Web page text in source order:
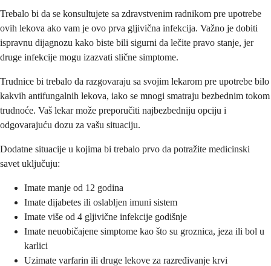
Trebalo bi da se konsultujete sa zdravstvenim radnikom pre upotrebe
ovih lekova ako vam je ovo prva gljivična infekcija. Važno je dobiti
ispravnu dijagnozu kako biste bili sigurni da lečite pravo stanje, jer
druge infekcije mogu izazvati slične simptome.
Trudnice bi trebalo da razgovaraju sa svojim lekarom pre upotrebe bilo
kakvih antifungalnih lekova, iako se mnogi smatraju bezbednim tokom
trudnoće. Vaš lekar može preporučiti najbezbedniju opciju i
odgovarajuću dozu za vašu situaciju.
Dodatne situacije u kojima bi trebalo prvo da potražite medicinski
savet uključuju:
Imate manje od 12 godina
Imate dijabetes ili oslabljen imuni sistem
Imate više od 4 gljivične infekcije godišnje
Imate neuobičajene simptome kao što su groznica, jeza ili bol u
karlici
Uzimate varfarin ili druge lekove za razređivanje krvi